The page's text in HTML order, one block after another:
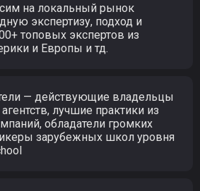
на локальный рынок
экспертизу, подход и
топовых экспертов из
и Европы и тд.
— действующие владельцы
лучшие практики из
обладатели громких
зарубежных школ уровня